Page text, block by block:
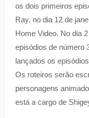
os dois primeiros
Ray, no dia 12 de
Home Video. No dia
episódios de número
lançados os
Os roteiros serão
personagens
está a cargo de